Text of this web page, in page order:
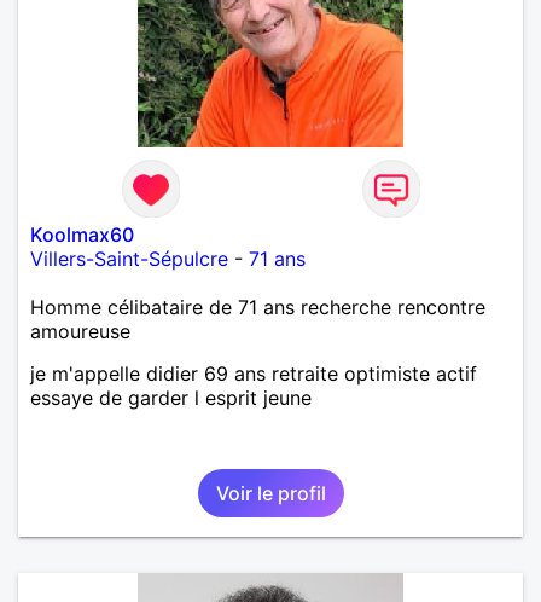
Koolmax60
Villers-Saint-Sépulcre - 71 ans
Homme célibataire de 71 ans recherche rencontre
amoureuse
je m'appelle didier 69 ans retraite optimiste actif
essaye de garder l esprit jeune
Voir le profil